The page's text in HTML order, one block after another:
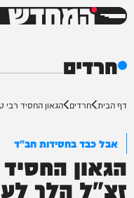
המחדש
חרדים
דף הבית חרדים הגאון החסיד רבי
אבל כבד בחסידות חב"ד
הגאון החסיד
זצ"ל הלך